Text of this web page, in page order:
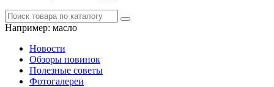
Например: масло
Новости
Обзоры новинок
Полезные советы
Фотогалереи